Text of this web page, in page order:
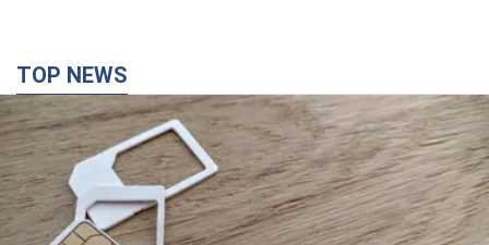
Мобильные операторы подняли тарифы "до
предела", но качество связи ухудшилось:
стоит ли жаловаться на цены
Почему цены на мобильную связь выросли в разы и как